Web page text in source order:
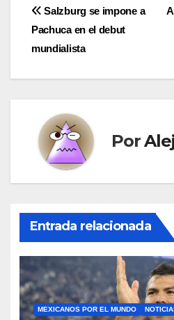
Navegación
de
entradas
Salzburg se impone a
Pachuca en el debut
mundialista
Por
Entrada relacionada
MEXICANOS POR EL MUNDO